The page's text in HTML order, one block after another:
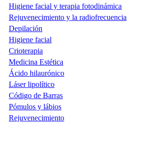
Higiene facial y terapia fotodinámica
Rejuvenecimiento y la radiofrecuencia
Depilación
Higiene facial
Crioterapia
Medicina Estética
Ácido hilaurónico
Láser lipolítico
Código de Barras
Pómulos y lábios
Rejuvenecimiento